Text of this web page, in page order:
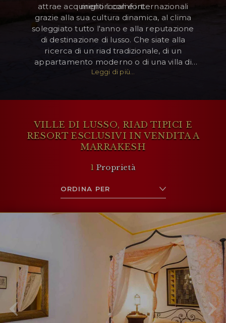
migliori comfort.
attrae acquirenti locali e internazionali
grazie alla sua cultura dinamica, al clima
soleggiato tutto l'anno e alla reputazione
di destinazione di lusso. Che siate alla
ricerca di un riad tradizionale, di un
appartamento moderno o di una villa di
lusso, Marrakesh offre una gamma di
eccezionale per investire in immobili e
godersi il meglio della vita marocchina.
Leggi di più...
VILLE DI LUSSO, RIAD TIPICI E
RESORT ESCLUSIVI IN VENDITA A
MARRAKESH
1 Proprietà